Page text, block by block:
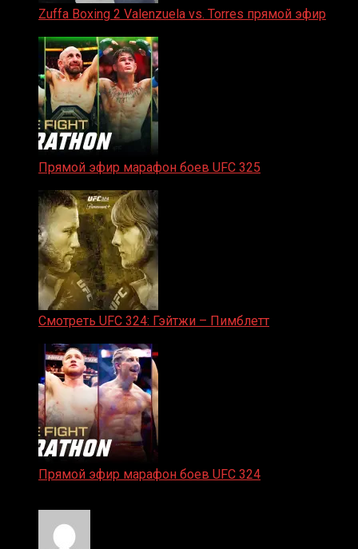
Zuffa Boxing 2 Valenzuela vs. Torres прямой эфир
Прямой эфир марафон боев UFC 325
Смотреть UFC 324: Гэйтжи – Пимблетт
Прямой эфир марафон боев UFC 324